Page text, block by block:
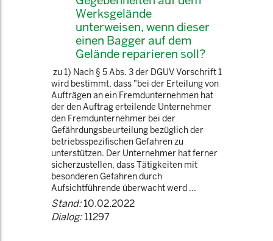
Werksgelände
unterweisen, wenn dieser
einen Bagger auf dem
Gelände reparieren soll?
zu 1) Nach § 5 Abs. 3 der DGUV Vorschrift 1
wird bestimmt, dass "bei der Erteilung von
Aufträgen an ein Fremdunternehmen hat
der den Auftrag erteilende Unternehmer
den Fremdunternehmer bei der
Gefährdungsbeurteilung bezüglich der
betriebsspezifischen Gefahren zu
unterstützen. Der Unternehmer hat ferner
sicherzustellen, dass Tätigkeiten mit
besonderen Gefahren durch
Aufsichtführende überwacht werd ...
Stand:10.02.2022
Dialog:11297